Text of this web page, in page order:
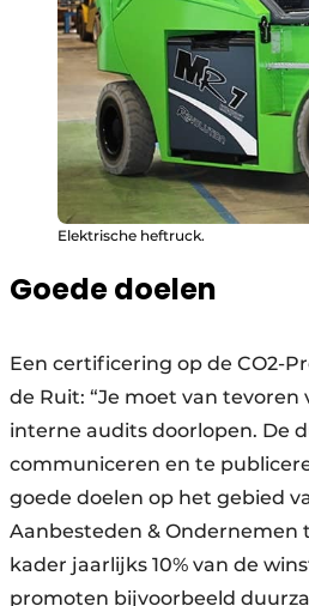
Elektrische heftruck.
Goede doelen
Een certificering op de CO2-
de Ruit: “Je moet van
interne audits doorlopen. De
communiceren en te
goede doelen op het gebied
Aanbesteden & Ondernemen
kader jaarlijks 10% van de
promoten bijvoorbeeld